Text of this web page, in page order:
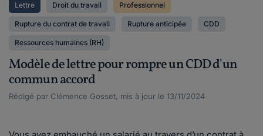
Lettre Droit du travail Professionnel
Rupture du contrat de travail Rupture anticipée CDD
Ressources humaines (RH)
Modèle de lettre pour rompre un CDD d'un
commun accord
Rédigé par Clémence Gosset, mis à jour le 13/11/2024